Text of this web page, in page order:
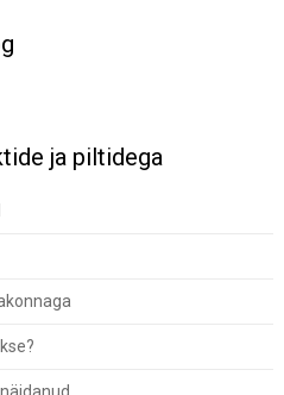
ja piltidega